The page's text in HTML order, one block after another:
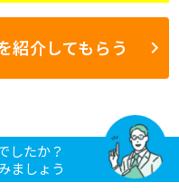
紹介してもらう
したか？
ましょう